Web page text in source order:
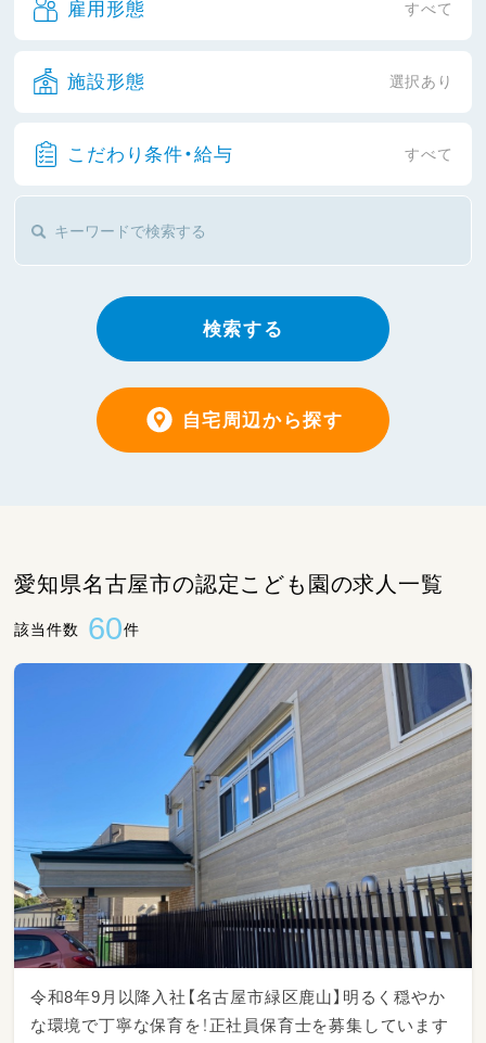
雇用形態 すべて
施設形態 選択あり
こだわり条件・給与 すべて
検索する
自宅周辺から探す
愛知県名古屋市の認定こども園の求人一覧
該当件数 60件
令和8年9月以降入社【名古屋市緑区鹿山】明るく穏やか
な環境で丁寧な保育を！正社員保育士を募集しています